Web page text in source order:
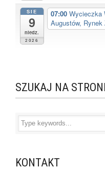
SIE
9
niedz.
2026
07:00 Wycieczka
Augustów,
SZUKAJ NA
KONTAKT